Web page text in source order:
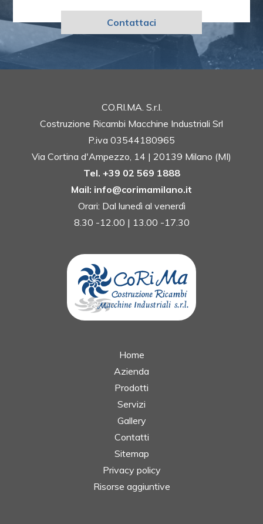
Contattaci
CO.RI.MA. S.r.l.
Costruzione Ricambi Macchine Industriali Srl
P.iva 03544180965
Via Cortina d'Ampezzo, 14 | 20139 Milano (MI)
Tel. +39 02 569 1888
Mail: info@corimamilano.it
Orari: Dal lunedì al venerdì
8.30 -12.00 | 13.00 -17.30
Home
Azienda
Prodotti
Servizi
Gallery
Contatti
Sitemap
Privacy policy
Risorse aggiuntive